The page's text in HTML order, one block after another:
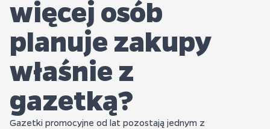
więcej osób
planuje zakupy
właśnie z
gazetką?
Gazetki promocyjne od lat pozostają jednym z